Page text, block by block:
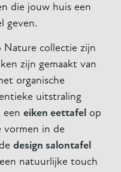
die jouw huis een
geven.
collectie zijn
zijn gemaakt van
organische
uitstraling
een eiken eettafel op
vormen in de
design salontafel
natuurlijke touch